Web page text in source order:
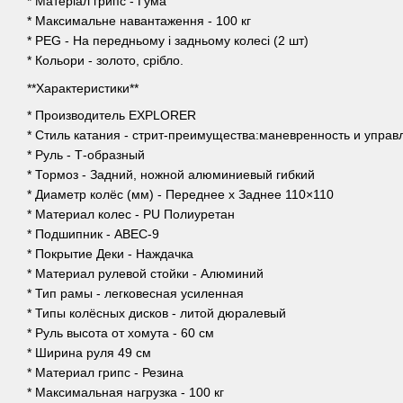
* Максимальне навантаження - 100 кг
* PEG - На передньому і задньому колесі (2 шт)
* Кольори - золото, срібло.
**Характеристики**
* Производитель EXPLORER
* Стиль катания - стрит-преимущества:маневренность и
* Руль - Т-образный
* Тормоз - Задний, ножной алюминиевый гибкий
* Диаметр колёс (мм) - Переднее х Заднее 110×110
* Материал колес - PU Полиуретан
* Подшипник - ABEC-9
* Покрытие Деки - Наждачка
* Материал рулевой стойки - Алюминий
* Тип рамы - легковесная усиленная
* Типы колёсных дисков - литой дюралевый
* Руль высота от хомута - 60 см
* Ширина руля 49 см
* Материал грипс - Резина
* Максимальная нагрузка - 100 кг